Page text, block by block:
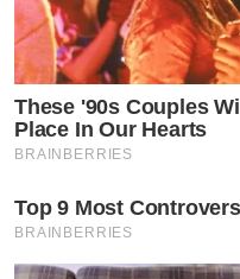
These '90s Couples
Place In Our Hearts
BRAINBERRIES
Top 9 Most
BRAINBERRIES